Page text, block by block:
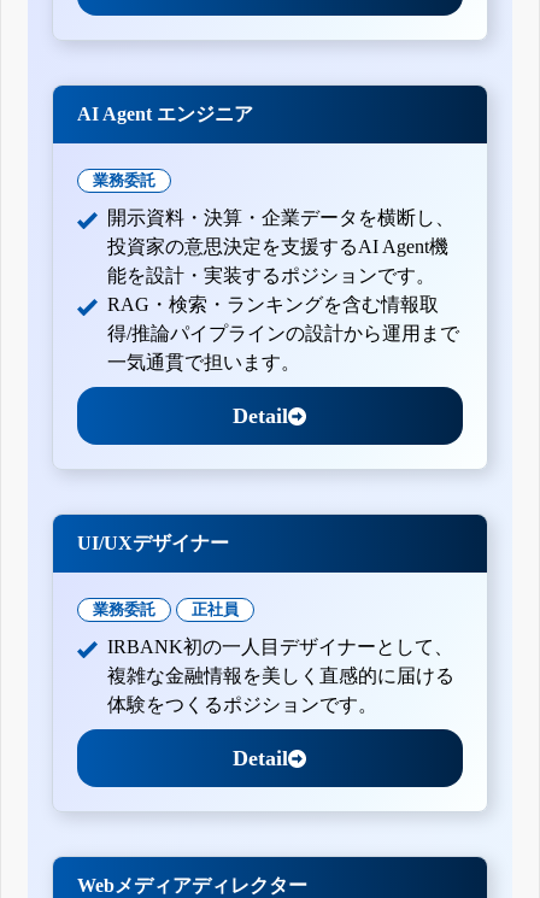
AI Agent エンジニア
業務委託
開示資料・決算・企業データを横断し、
投資家の意思決定を支援するAI Agent機
能を設計・実装するポジションです。
RAG・検索・ランキングを含む情報取
得/推論パイプラインの設計から運用まで
一気通貫で担います。
Detail
UI/UXデザイナー
業務委託 正社員
IRBANK初の一人目デザイナーとして、
複雑な金融情報を美しく直感的に届ける
体験をつくるポジションです。
Detail
Webメディアディレクター